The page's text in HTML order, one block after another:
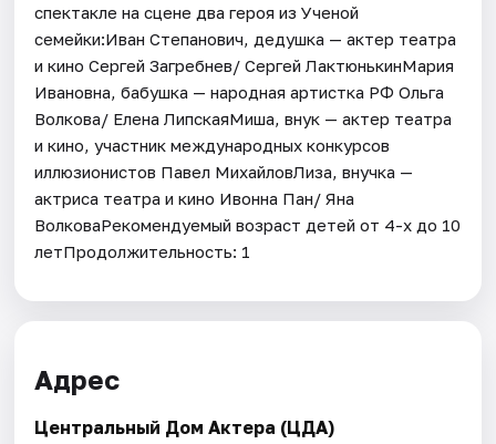
спектакле на сцене два героя из Ученой
семейки:Иван Степанович, дедушка — актер театра
и кино Сергей Загребнев/ Сергей ЛактюнькинМария
Ивановна, бабушка — народная артистка РФ Ольга
Волкова/ Елена ЛипскаяМиша, внук — актер театра
и кино, участник международных конкурсов
иллюзионистов Павел МихайловЛиза, внучка —
актриса театра и кино Ивонна Пан/ Яна
ВолковаРекомендуемый возраст детей от 4-х до 10
летПродолжительность: 1
Адрес
Центральный Дом Актера (ЦДА)